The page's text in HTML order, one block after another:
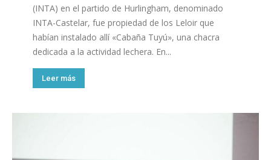
(INTA) en el partido de Hurlingham, denominado
INTA-Castelar, fue propiedad de los Leloir que
habían instalado allí «Cabaña Tuyú», una chacra
dedicada a la actividad lechera. En...
Leer más